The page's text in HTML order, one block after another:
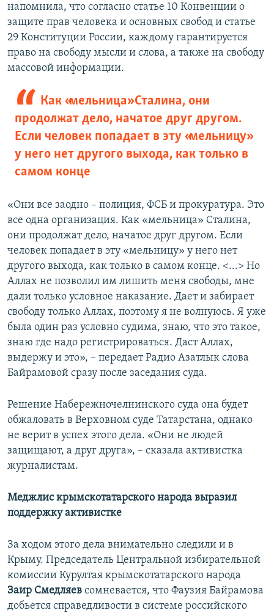
напомнила, что согласно статье 10 Конвенции о
защите прав человека и основных свобод и статье
29 Конституции России, каждому гарантируется
право на свободу мысли и слова, а также на свободу
массовой информации.
Как «мельница» Сталина, они
продолжат дело, начатое друг другом.
Если человек попадает в эту «мельницу»
у него нет другого выхода, как только в
самом конце
«Они все заодно – полиция, ФСБ и прокуратура. Это
все одна организация. Как «мельница» Сталина,
они продолжат дело, начатое друг другом. Если
человек попадает в эту «мельницу» у него нет
другого выхода, как только в самом конце. <...> Но
Аллах не позволил им лишить меня свободы, мне
дали только условное наказание. Дает и забирает
свободу только Аллах, поэтому я не волнуюсь. Я уже
была один раз условно судима, знаю, что это такое,
знаю где надо регистрироваться. Даст Аллах,
выдержу и это», – передает Радио Азатлык слова
Байрамовой сразу после заседания суда.
Решение Набережночелнинского суда она будет
обжаловать в Верховном суде Татарстана, однако
не верит в успех этого дела. «Они не людей
защищают, а друг друга», – сказала активистка
журналистам.
Меджлис крымскотатарского народа выразил
поддержку активистке
За ходом этого дела внимательно следили и в
Крыму. Председатель Центральной избирательной
комиссии Курултая крымскотатарского народа
Заир Смедляев сомневается, что Фаузия Байрамова
добьется справедливости в системе российского